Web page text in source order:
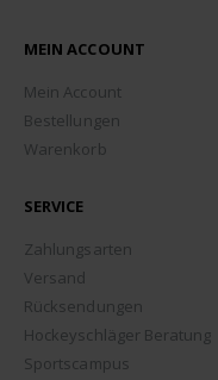
MEIN ACCOUNT
Mein Account
Bestellungen
Warenkorb
SERVICE
Zahlungsarten
Versand
Rücksendungen
Hockeyschläger Beratung
Sportscampus